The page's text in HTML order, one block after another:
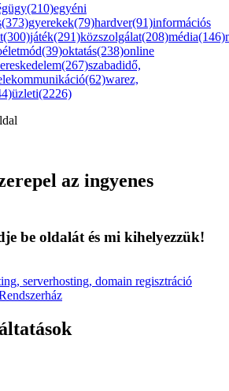
egyéni
gyerekek(79)hardver(91)információs
játék(291)közszolgálat(208)média(146)
oktatás(238)online
szabadidő,
warez,
üzleti(2226)
az ingyenes
be oldalát és mi kihelyezzük!